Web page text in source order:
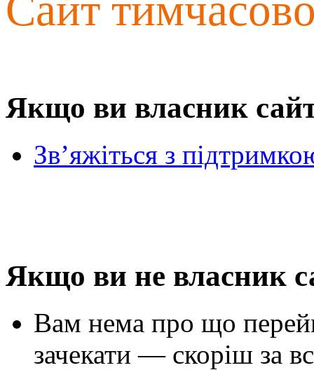
Якщо ви власник
Зв’яжіться з
Якщо ви не власник
Вам нема про що
зачекати — скоріш за